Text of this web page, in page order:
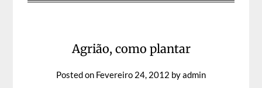
Agrião, como plantar
Posted on Fevereiro 24, 2012 byadmin